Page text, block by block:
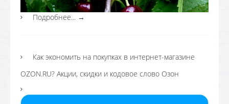
Подробнее... →
Как экономить на покупках в интернет-магазине
OZON.RU? Акции, скидки и кодовое слово Озон